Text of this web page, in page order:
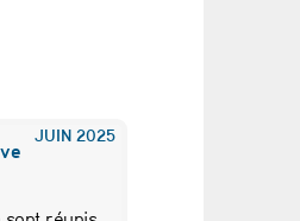
JUIN 2025